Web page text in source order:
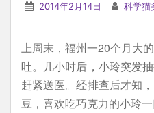
2014年2月14日 科学猫
上周末，福州一20个月大
吐。几小时后，小玲突发
赶紧送医。经排查后才知
豆，喜欢吃巧克力的小玲